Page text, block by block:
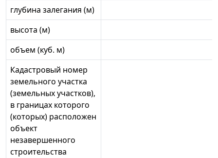
глубина залегания (м)
высота (м)
объем (куб. м)
Кадастровый номер
земельного участка
(земельных участков),
в границах которого
(которых) расположен
объект
незавершенного
строительства